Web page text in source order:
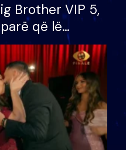
Brother VIP 5,
që lë
për